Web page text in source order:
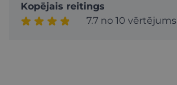
Kopējais reitings
7.7 no 10 vērtējums